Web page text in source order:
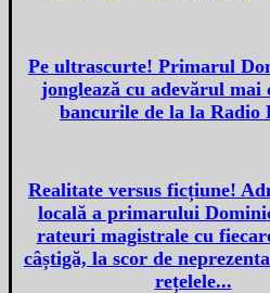
Pe ultrascurte! Primarul
jonglează cu adevărul mai
bancurile de la la Radio
Realitate versus ficțiune!
locală a primarului
rateuri magistrale cu
câștigă, la scor de
rețelele...